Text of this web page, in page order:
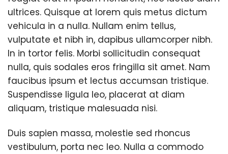
ultrices. Quisque at lorem quis metus dictum
vehicula in a nulla. Nullam enim tellus,
vulputate et nibh in, dapibus ullamcorper nibh.
In in tortor felis. Morbi sollicitudin consequat
nulla, quis sodales eros fringilla sit amet. Nam
faucibus ipsum et lectus accumsan tristique.
Suspendisse ligula leo, placerat at diam
aliquam, tristique malesuada nisi.
Duis sapien massa, molestie sed rhoncus
vestibulum, porta nec leo. Nulla a commodo